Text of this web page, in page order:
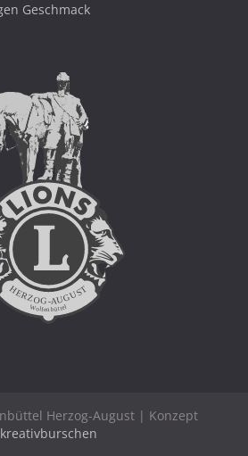
Geschmack
Herzog-August | Konzept
kreativburschen